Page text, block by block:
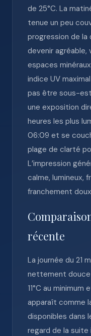
de 25°C. La
tenue un peu
progression de la
devenir agréable,
espaces
indice UV
pas être sous-
une exposition
heures les plus
06:09 et se
plage de clarté
L’impression
calme, lumineux,
franchement
récente
La journée du 21
nettement douce
11°C au minimum
apparaît comme
disponibles dans
regard de la suite